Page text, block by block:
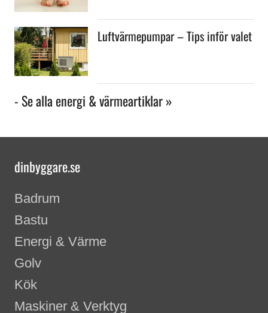
Luftvärmepumpar – Tips inför valet
- Se alla energi & värmeartiklar »
dinbyggare.se
Badrum
Bastu
Energi & Värme
Golv
Kök
Maskiner & Verktyg